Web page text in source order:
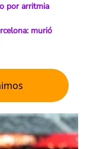
por arritmia
murió